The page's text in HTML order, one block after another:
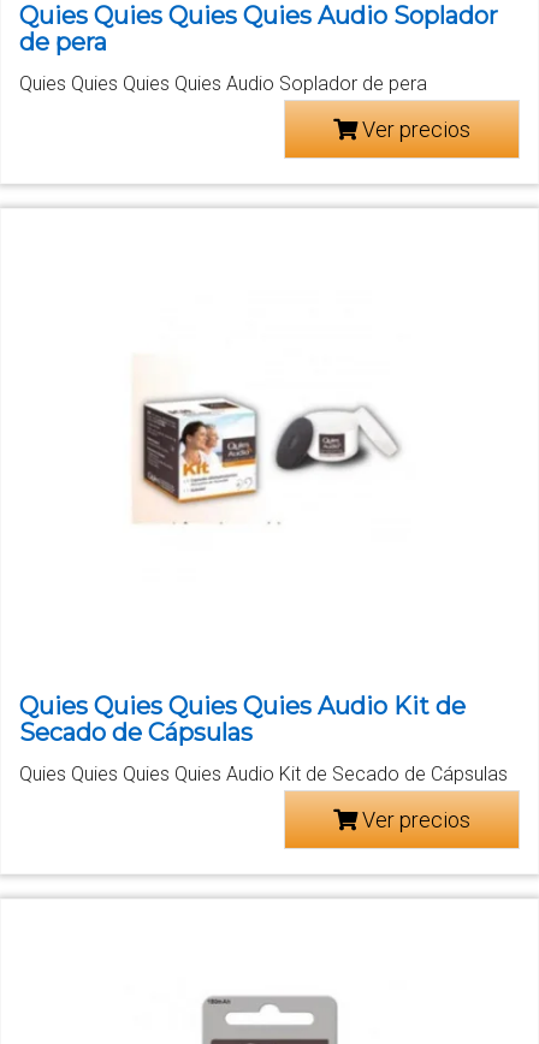
Quies Quies Quies Quies Audio Soplador
de pera
Quies Quies Quies Quies Audio Soplador de pera
Ver precios
Quies Quies Quies Quies Audio Kit de
Secado de Cápsulas
Quies Quies Quies Quies Audio Kit de Secado de Cápsulas
Ver precios